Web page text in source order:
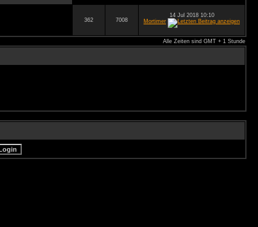
362 7008
14 Jul 2018 10:10
Mortimer
Alle Zeiten sind GMT + 1 Stunde